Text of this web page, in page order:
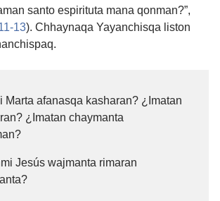
santo espirituta mana qonman?”,
13). Chhaynaqa Yayanchisqa liston
Marta afanasqa kasharan? ¿Imatan
¿Imatan chaymanta
Jesús wajmanta rimaran